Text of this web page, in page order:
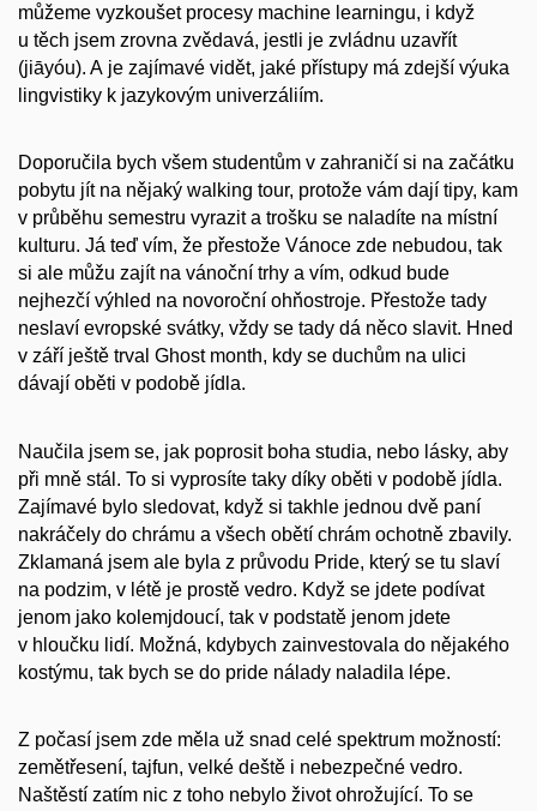
můžeme vyzkoušet procesy machine learningu, i když
u těch jsem zrovna zvědavá, jestli je zvládnu uzavřít
(jiāyóu). A je zajímavé vidět, jaké přístupy má zdejší výuka
lingvistiky k jazykovým univerzáliím.
Doporučila bych všem studentům v zahraničí si na začátku
pobytu jít na nějaký walking tour, protože vám dají tipy, kam
v průběhu semestru vyrazit a trošku se naladíte na místní
kulturu. Já teď vím, že přestože Vánoce zde nebudou, tak
si ale můžu zajít na vánoční trhy a vím, odkud bude
nejhezčí výhled na novoroční ohňostroje. Přestože tady
neslaví evropské svátky, vždy se tady dá něco slavit. Hned
v září ještě trval Ghost month, kdy se duchům na ulici
dávají oběti v podobě jídla.
Naučila jsem se, jak poprosit boha studia, nebo lásky, aby
při mně stál. To si vyprosíte taky díky oběti v podobě jídla.
Zajímavé bylo sledovat, když si takhle jednou dvě paní
nakráčely do chrámu a všech obětí chrám ochotně zbavily.
Zklamaná jsem ale byla z průvodu Pride, který se tu slaví
na podzim, v létě je prostě vedro. Když se jdete podívat
jenom jako kolemjdoucí, tak v podstatě jenom jdete
v hloučku lidí. Možná, kdybych zainvestovala do nějakého
kostýmu, tak bych se do pride nálady naladila lépe.
Z počasí jsem zde měla už snad celé spektrum možností:
zemětřesení, tajfun, velké deště i nebezpečné vedro.
Naštěstí zatím nic z toho nebylo život ohrožující. To se